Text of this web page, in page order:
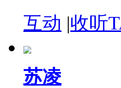
互动 |收听
苏凌